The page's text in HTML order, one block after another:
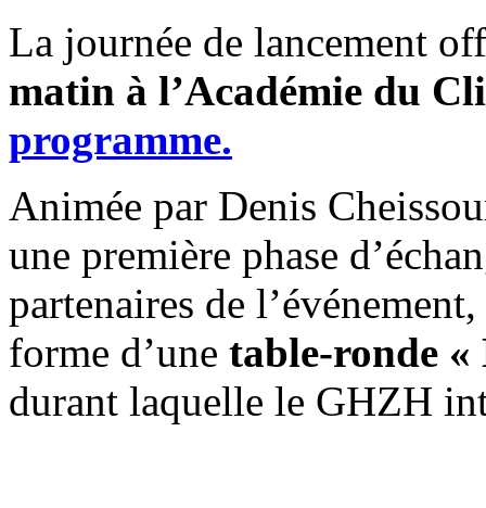
La journée de lancement
matin à l’Académie du
programme.
Animée par Denis
une première phase
partenaires de
forme d’une table-ronde «
durant laquelle le GHZH